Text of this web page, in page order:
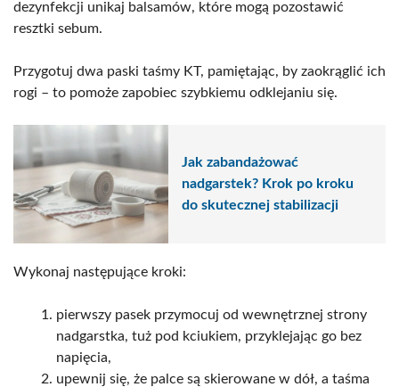
dezynfekcji unikaj balsamów, które mogą pozostawić
resztki sebum.
Przygotuj dwa paski taśmy KT, pamiętając, by zaokrąglić ich
rogi – to pomoże zapobiec szybkiemu odklejaniu się.
Jak zabandażować
nadgarstek? Krok po kroku
do skutecznej stabilizacji
Wykonaj następujące kroki:
pierwszy pasek przymocuj od wewnętrznej strony
nadgarstka, tuż pod kciukiem, przyklejając go bez
napięcia,
upewnij się, że palce są skierowane w dół, a taśma